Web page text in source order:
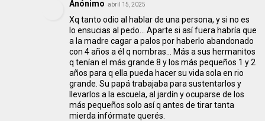
Anónimo abril 15, 2025
Xq tanto odio al hablar de una persona, y si no es
lo ensucias al pedo... Aparte si así fuera habría que
a la madre cagar a palos por haberlo abandonado
con 4 años a él q nombras... Más a sus hermanitos
q tenían el más grande 8 y los más pequeños 1 y 2
años para q ella pueda hacer su vida sola en rio
grande. Su papá trabajaba para sustentarlos y
llevarlos a la escuela, al jardín y ocuparse de los
más pequeños solo así q antes de tirar tanta
mierda infórmate querés.